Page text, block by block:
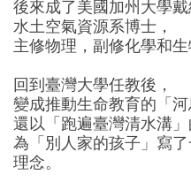
後來成了美國加州大學
水土空氣資源系博士，
主修物理，副修化學和生
回到臺灣大學任教後，
變成推動生命教育的「河
還以「跑遍臺灣清水溝」
為「別人家的孩子」寫
理念。